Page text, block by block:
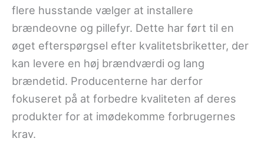
flere husstande vælger at installere
brændeovne og pillefyr. Dette har ført til en
øget efterspørgsel efter kvalitetsbriketter, der
kan levere en høj brændværdi og lang
brændetid. Producenterne har derfor
fokuseret på at forbedre kvaliteten af deres
produkter for at imødekomme forbrugernes
krav.